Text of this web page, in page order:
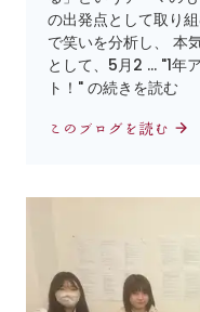
の出発点として取り
で笑いを分析し、 本
として、5月2 … "1年
ト！" の続きを読む
このブログを読む